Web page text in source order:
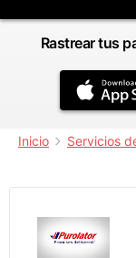
Rastrear tus
Inicio Servicios